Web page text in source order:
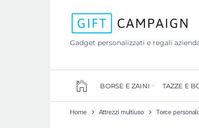
Gadget personalizzati e regali
BORSE E ZAINI TAZZE E
Home Attrezzi multiuso Torce